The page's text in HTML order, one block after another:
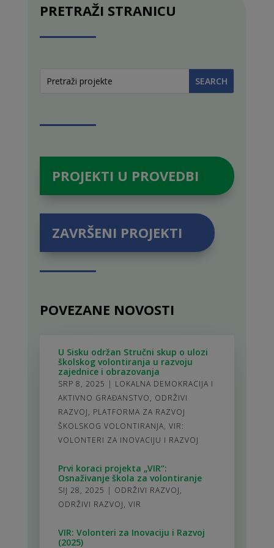
PRETRAŽI STRANICU
PROJEKTI U PROVEDBI
ZAVRŠENI PROJEKTI
POVEZANE NOVOSTI
U Sisku održan Stručni skup o ulozi
školskog volontiranja u razvoju
zajednice i obrazovanja
SRP 8, 2025 | LOKALNA DEMOKRACIJA I
AKTIVNO GRAĐANSTVO, ODRŽIVI
RAZVOJ, PLATFORMA ZA RAZVOJ
ŠKOLSKOG VOLONTIRANJA, VIR:
VOLONTERI ZA INOVACIJU I RAZVOJ
Prvi koraci projekta „VIR“:
Osnaživanje škola za volontiranje
SIJ 28, 2025 | ODRŽIVI RAZVOJ,
ODRŽIVI RAZVOJ, VIR
VIR: Volonteri za Inovaciju i Razvoj
(2025)